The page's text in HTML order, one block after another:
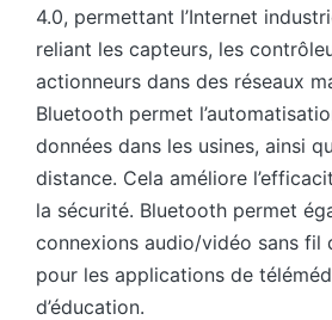
4.0, permettant l’Internet
reliant les capteurs, les
actionneurs dans des réseaux
Bluetooth permet
données dans les usines, ainsi
distance. Cela améliore
la sécurité. Bluetooth permet
connexions audio/vidéo sans fil
pour les applications de
d’éducation.